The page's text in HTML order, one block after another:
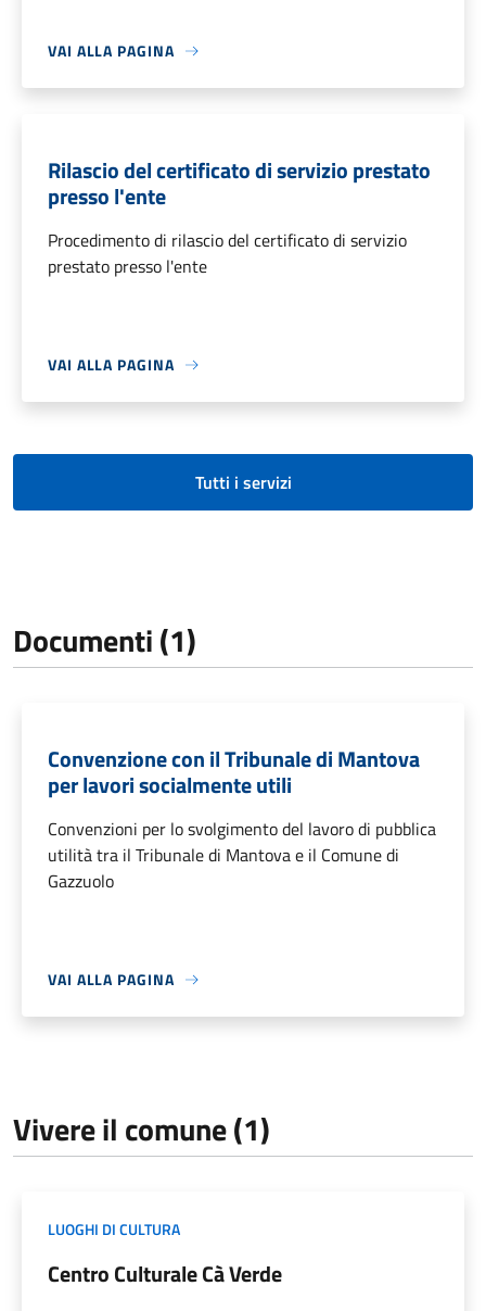
VAI ALLA PAGINA
Rilascio del certificato di servizio prestato
presso l'ente
Procedimento di rilascio del certificato di servizio
prestato presso l'ente
VAI ALLA PAGINA
Tutti i servizi
Documenti (1)
Convenzione con il Tribunale di Mantova
per lavori socialmente utili
Convenzioni per lo svolgimento del lavoro di pubblica
utilità tra il Tribunale di Mantova e il Comune di
Gazzuolo
VAI ALLA PAGINA
Vivere il comune (1)
LUOGHI DI CULTURA
Centro Culturale Cà Verde